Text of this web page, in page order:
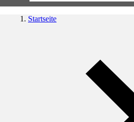
Startseite